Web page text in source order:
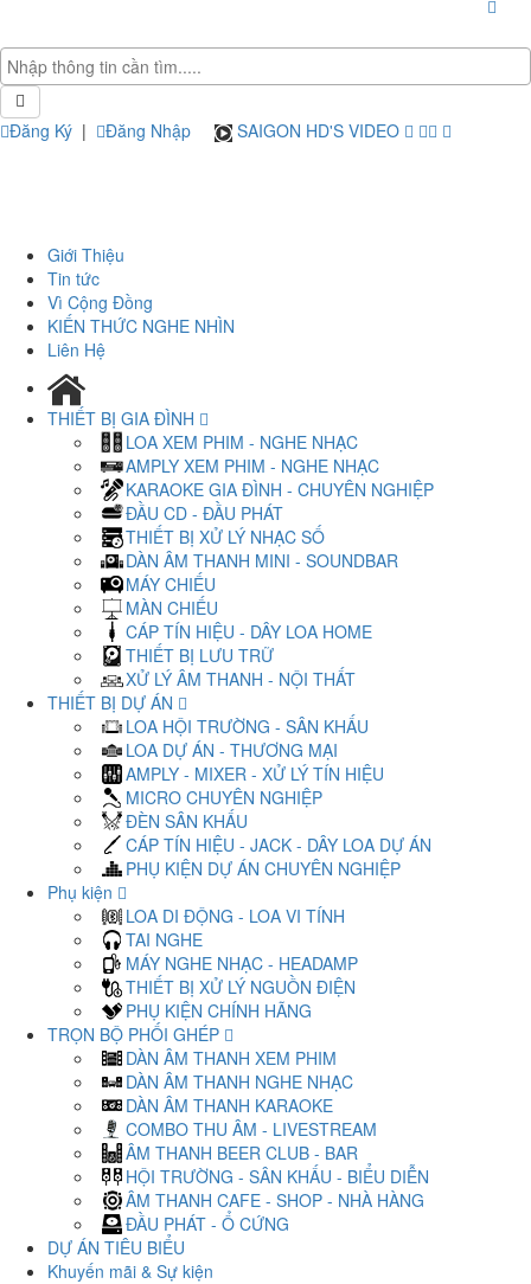
Đăng Ký | Đăng Nhập SAIGON HD'S VIDEO
Giới Thiệu
Tin tức
Vì Cộng Đồng
KIẾN THỨC NGHE NHÌN
Liên Hệ
THIẾT BỊ GIA ĐÌNH
LOA XEM PHIM - NGHE NHẠC
AMPLY XEM PHIM - NGHE NHẠC
KARAOKE GIA ĐÌNH - CHUYÊN NGHIỆP
ĐẦU CD - ĐẦU PHÁT
THIẾT BỊ XỬ LÝ NHẠC SỐ
DÀN ÂM THANH MINI - SOUNDBAR
MÁY CHIẾU
MÀN CHIẾU
CÁP TÍN HIỆU - DÂY LOA HOME
THIẾT BỊ LƯU TRỮ
XỬ LÝ ÂM THANH - NỘI THẤT
THIẾT BỊ DỰ ÁN
LOA HỘI TRƯỜNG - SÂN KHẤU
LOA DỰ ÁN - THƯƠNG MẠI
AMPLY - MIXER - XỬ LÝ TÍN HIỆU
MICRO CHUYÊN NGHIỆP
ĐÈN SÂN KHẤU
CÁP TÍN HIỆU - JACK - DÂY LOA DỰ ÁN
PHỤ KIỆN DỰ ÁN CHUYÊN NGHIỆP
Phụ kiện
LOA DI ĐỘNG - LOA VI TÍNH
TAI NGHE
MÁY NGHE NHẠC - HEADAMP
THIẾT BỊ XỬ LÝ NGUỒN ĐIỆN
PHỤ KIỆN CHÍNH HÃNG
TRỌN BỘ PHỐI GHÉP
DÀN ÂM THANH XEM PHIM
DÀN ÂM THANH NGHE NHẠC
DÀN ÂM THANH KARAOKE
COMBO THU ÂM - LIVESTREAM
ÂM THANH BEER CLUB - BAR
HỘI TRƯỜNG - SÂN KHẤU - BIỂU DIỄN
ÂM THANH CAFE - SHOP - NHÀ HÀNG
ĐẦU PHÁT - Ổ CỨNG
DỰ ÁN TIÊU BIỂU
Khuyến mãi & Sự kiện